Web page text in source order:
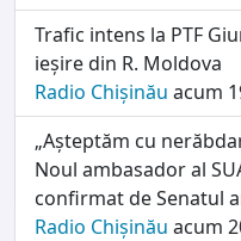
Trafic intens la PTF
ieșire din R. Moldova
Radio Chișinău acum
„Așteptăm cu
Noul ambasador al
confirmat de Senatul
Radio Chișinău acum